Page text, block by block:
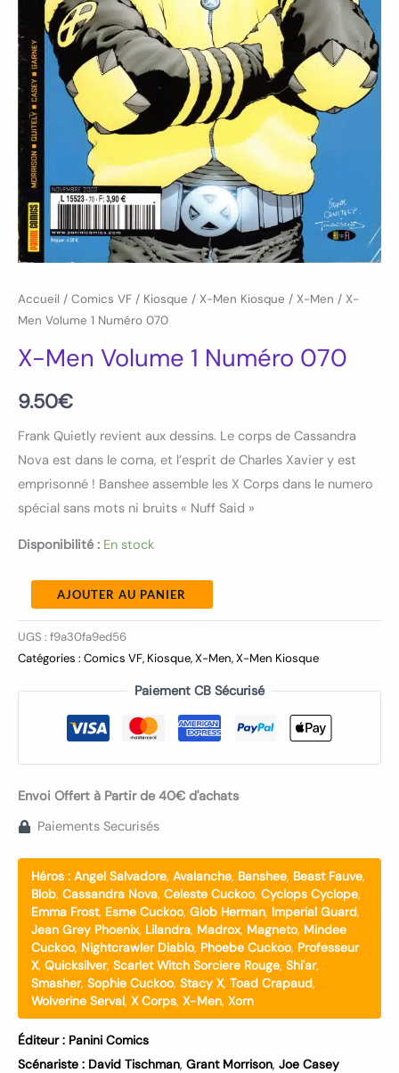
Accueil / Comics VF / Kiosque / X-Men Kiosque / X-Men / X-
Men Volume 1 Numéro 070
X-Men Volume 1 Numéro 070
9.50€
Frank Quietly revient aux dessins. Le corps de Cassandra
Nova est dans le coma, et l’esprit de Charles Xavier y est
emprisonné ! Banshee assemble les X Corps dans le numero
spécial sans mots ni bruits « Nuff Said »
Disponibilité : En stock
AJOUTER AU PANIER
UGS : f9a30fa9ed56
Catégories : Comics VF, Kiosque,X-Men,X-Men Kiosque
Paiement CB Sécurisé
Envoi Offert à Partir de 40€ d'achats
Paiements Securisés
Héros : Angel Salvadore, Avalanche, Banshee, Beast Fauve,
Blob, Cassandra Nova, Celeste Cuckoo, Cyclops Cyclope,
Emma Frost, Esme Cuckoo, Glob Herman, Imperial Guard,
Jean Grey Phoenix, Lilandra, Madrox, Magneto, Mindee
Cuckoo, Nightcrawler Diablo, Phoebe Cuckoo, Professeur
X, Quicksilver, Scarlet Witch Sorciere Rouge, Shi'ar,
Smasher, Sophie Cuckoo, Stacy X, Toad Crapaud,
Wolverine Serval, X Corps, X-Men, Xorn
Éditeur : Panini Comics
Scénariste : David Tischman, Grant Morrison, Joe Casey